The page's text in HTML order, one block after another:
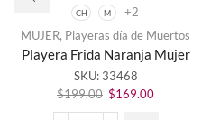
CH M
+2
MUJER, Playeras día de Muertos
Playera Frida Naranja Mujer
SKU: 33468
$199.00 El
precio
$169.00El
Este
producto
tiene
múltiples
variantes.
Las